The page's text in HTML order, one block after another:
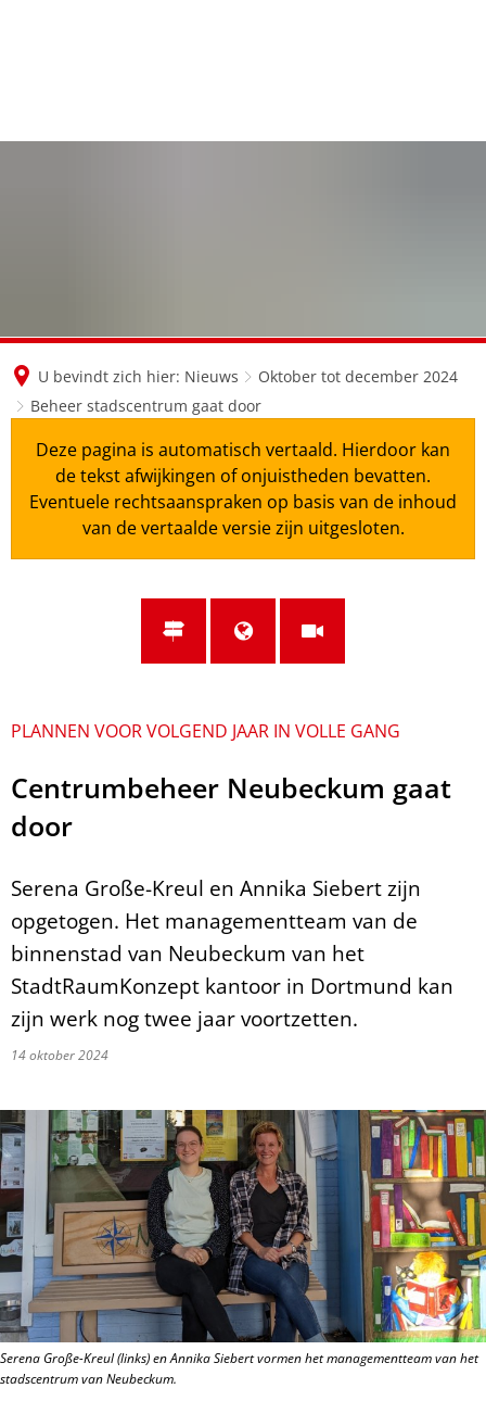
de
U bevindt zich hier: Nieuws
Oktober tot december 2024
Beheer stadscentrum gaat door
Deze pagina is automatisch vertaald. Hierdoor kan
de tekst afwijkingen of onjuistheden bevatten.
Eventuele rechtsaanspraken op basis van de inhoud
van de vertaalde versie zijn uitgesloten.
PLANNEN VOOR VOLGEND JAAR IN VOLLE GANG
Centrumbeheer Neubeckum gaat
door
Serena Große-Kreul en Annika Siebert zijn
opgetogen. Het managementteam van de
binnenstad van Neubeckum van het
StadtRaumKonzept kantoor in Dortmund kan
zijn werk nog twee jaar voortzetten.
14 oktober 2024
Serena Große-Kreul (links) en Annika Siebert vormen het managementteam van het
stadscentrum van Neubeckum.